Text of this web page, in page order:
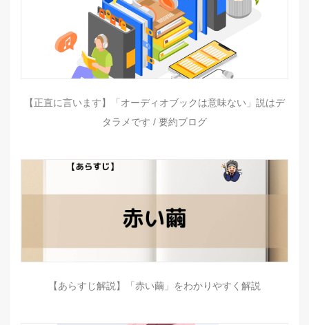
【正直に言います】「オーディオブックは意味ない」説はデ
タラメです / 要約ブログ
【あらすじ解説】「赤い繭」をわかりやすく解説